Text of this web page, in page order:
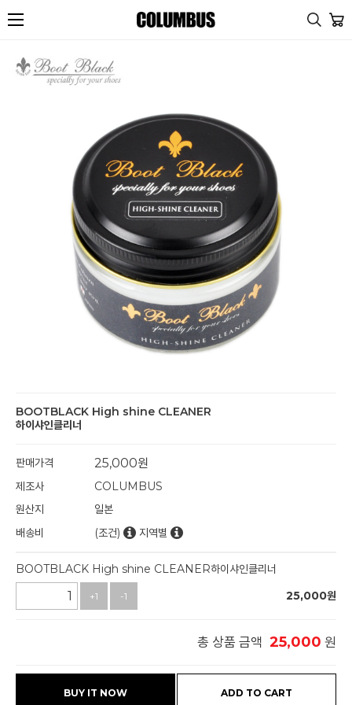
BOOTBLACK High shine CLEANER
하이샤인클리너
판매가격 25,000원
제조사
COLUMBUS
원산지
일본
배송비
(조건) 지역별
BOOTBLACK High shine CLEANER하이샤인클리너
+1 -1 25,000원
총 상품 금액 25,000 원
BUY IT NOW ADD TO CART